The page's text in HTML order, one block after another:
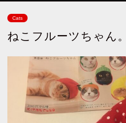
Cats
ねこフルーツちゃん